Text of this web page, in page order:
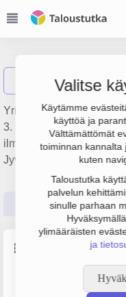
Valitse
Käytämme
käyttöä ja
Välttämättömät
toiminnan kannalta
kuten
Taloustutka
palvelun
sinulle parhaan
ylimääräisten
ja
Näytä haku
Yrityksen Pestek Oy
3. Sen päätoimiala on
ilmastointiasennus,
Jyväskylä. Yrityksen
Perustiedot